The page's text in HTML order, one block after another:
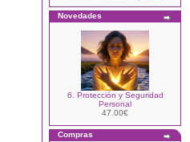
Novedades
6. Protección y Seguridad
Personal
47.00€
Compras